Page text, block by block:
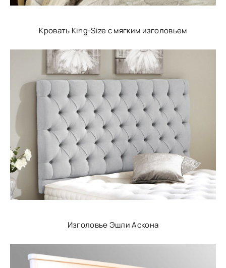
Кровать King-Size с мягким изголовьем
Изголовье Эшли Аскона